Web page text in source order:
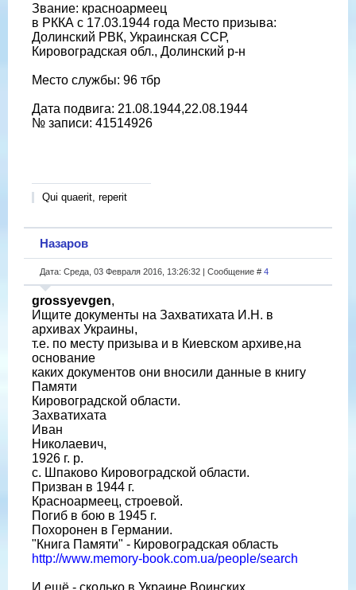
Звание: красноармеец
в РККА с 17.03.1944 года Место призыва:
Долинский РВК, Украинская ССР,
Кировоградская обл., Долинский р-н
Место службы: 96 тбр
Дата подвига: 21.08.1944,22.08.1944
№ записи: 41514926
Qui quaerit, reperit
Назаров
Дата: Среда, 03 Февраля 2016, 13:26:32 | Сообщение # 4
grossyevgen,
Ищите документы на Захватихата И.Н. в
архивах Украины,
т.е. по месту призыва и в Киевском архиве,на
основание
каких документов они вносили данные в книгу
Памяти
Кировоградской области.
Захватихата
Иван
Николаевич,
1926 г. р.
с. Шпаково Кировоградской области.
Призван в 1944 г.
Красноармеец, строевой.
Погиб в бою в 1945 г.
Похоронен в Германии.
"Книга Памяти" - Кировоградская область
http://www.memory-book.com.ua/people/search
И ещё - сколько в Украине Воинских